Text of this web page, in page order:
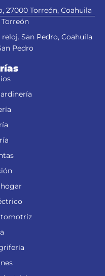
27000 Torreón, Coahuila
San Pedro, Coahuila
Pedro